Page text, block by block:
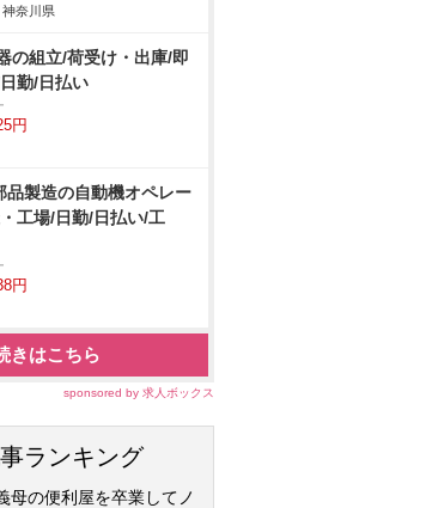
奈川県
の組立/荷受け・出庫/即
勤/日払い
円
品製造の自動機オペレー
工場/日勤/日払い/工
円
きはこちら
sponsored by 求人ボックス
ランキング
母の便利屋を卒業してノ